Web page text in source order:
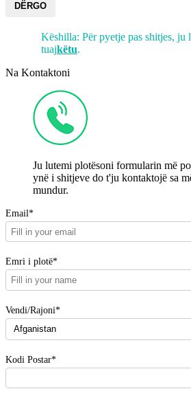
DËRGO
Këshilla: Për pyetje pas shitjes,
tuajkëtu.
Na Kontaktoni
Ju lutemi plotësoni formularin më
ynë i shitjeve do t'ju kontaktojë sa
mundur.
Email*
Emri i plotë*
Vendi/Rajoni*
Kodi Postar*